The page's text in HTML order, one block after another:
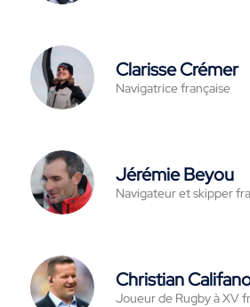
Clarisse Crémer
Navigatrice française
Jérémie Beyou
Navigateur et skipper
Christian
Joueur de Rugby à XV